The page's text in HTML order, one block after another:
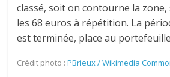
classé, soit on contourne la
les 68 euros à répétition. La
est terminée, place au
Crédit photo :PBrieux / Wikimedia